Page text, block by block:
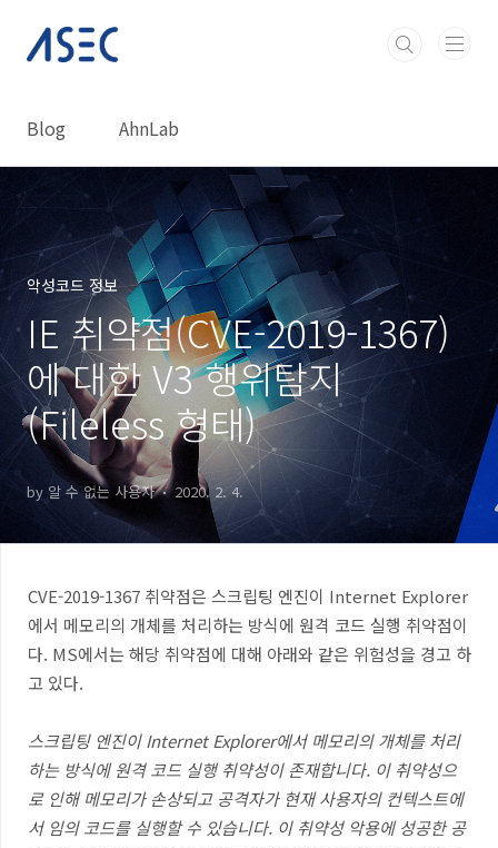
Blog AhnLab
악성코드 정보
IE 취약점(CVE-2019-1367)
에 대한 V3 행위탐지
(Fileless 형태)
by 알 수 없는 사용자 2020. 2. 4.
CVE-2019-1367 취약점은 스크립팅 엔진이 Internet Explorer
에서 메모리의 개체를 처리하는 방식에 원격 코드 실행 취약점이
다. MS에서는 해당 취약점에 대해 아래와 같은 위험성을 경고 하
고 있다.
스크립팅 엔진이 Internet Explorer에서 메모리의 개체를 처리
하는 방식에 원격 코드 실행 취약성이 존재합니다. 이 취약성으
로 인해 메모리가 손상되고 공격자가 현재 사용자의 컨텍스트에
서 임의 코드를 실행할 수 있습니다. 이 취약성 악용에 성공한 공